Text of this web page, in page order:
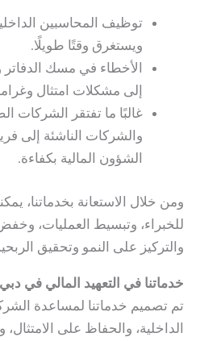
توظيف المحاسبين
ويستغرق وقتًا طويلًا.
الأخطاء في مسك الدفاتر
إلى مشكلات امتثال
غالبًا ما تفتقر الشركات
والشركات الناشئة إلى
الشؤون المالية بكفاءة.
ومن خلال الاستعانة بخدماتنا،
للخبراء، وتبسيط العمليات، وخفض
والتركيز على النمو وتحقيق
خدماتنا في التعهيد المالي في دبي
تم تصميم خدماتنا لمساعدة
الداخلية، والحفاظ على